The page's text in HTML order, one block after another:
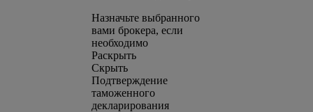
Назначьте выбранного
вами брокера, если
необходимо
Раскрыть
Скрыть
Подтверждение
таможенного
декларирования